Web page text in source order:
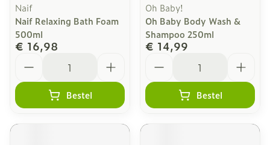
Naif
Naif Relaxing Bath Foam
500ml
€ 16,98
Bestel
Oh Baby!
Oh Baby Body Wash &
Shampoo 250ml
€ 14,99
Bestel